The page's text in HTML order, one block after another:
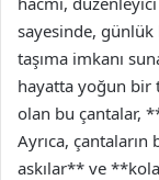
sayesinde,
taşıma imkanı
hayatta yoğun bir
olan bu çantalar,
Ayrıca,
askılar** ve